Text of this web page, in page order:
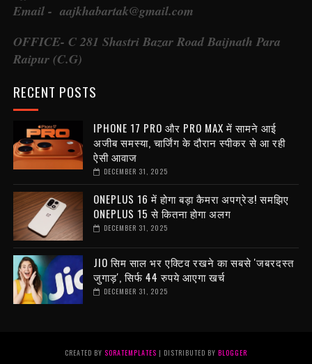
Email - aajkhabartak@gmail.com
OFFICE- C 281 Shastri Bazar Road Baijnath Para
Raipur (C.G)
RECENT POSTS
IPHONE 17 PRO और PRO MAX में सामने आई
अजीब समस्या, चार्जिंग के दौरान स्पीकर से आ रही
ऐसी आवाज
DECEMBER 31, 2025
ONEPLUS 16 में होगा बड़ा कैमरा अपग्रेड! समझिए
ONEPLUS 15 से कितना होगा अलग
DECEMBER 31, 2025
JIO सिम साल भर एक्टिव रखने का सबसे 'जबरदस्त
जुगाड़', सिर्फ 44 रुपये आएगा खर्च
DECEMBER 31, 2025
CREATED BY SORATEMPLATES | DISTRIBUTED BY BLOGGER